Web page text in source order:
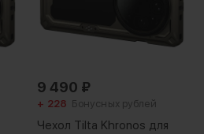
9 490 ₽
+ 228 Бонусных рублей
Чехол Tilta Khronos для